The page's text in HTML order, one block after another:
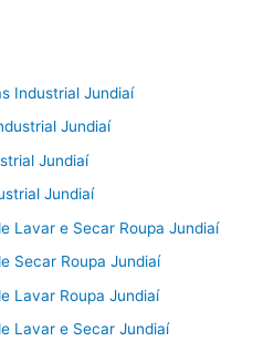
Industrial Jundiaí
Jundiaí
Jundiaí
Jundiaí
Lavar e Secar Roupa Jundiaí
Secar Roupa Jundiaí
Lavar Roupa Jundiaí
Lavar e Secar Jundiaí